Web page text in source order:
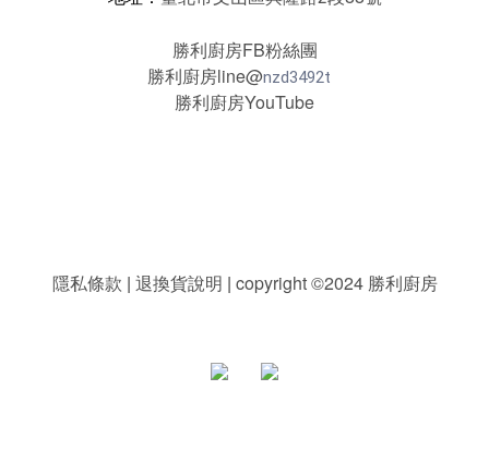
勝利廚房FB粉絲團
勝利廚房line@nzd3492t
勝利廚房YouTube
隱私條款 | 退換貨說明 | copyright ©2024 勝利廚房